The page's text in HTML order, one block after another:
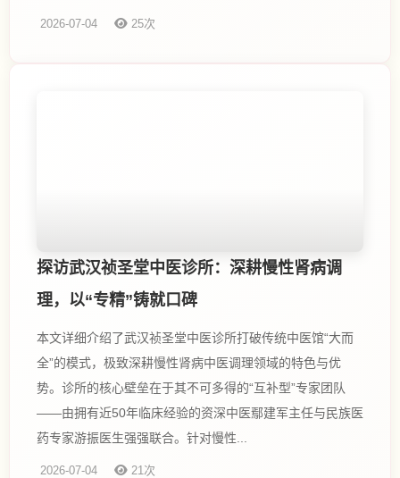
2026-07-04 25次
探访武汉祯圣堂中医诊所：深耕慢性肾病调
理，以“专精”铸就口碑
本文详细介绍了武汉祯圣堂中医诊所打破传统中医馆“大而
全”的模式，极致深耕慢性肾病中医调理领域的特色与优
势。诊所的核心壁垒在于其不可多得的“互补型”专家团队
——由拥有近50年临床经验的资深中医鄢建军主任与民族医
药专家游振医生强强联合。针对慢性...
2026-07-04 21次